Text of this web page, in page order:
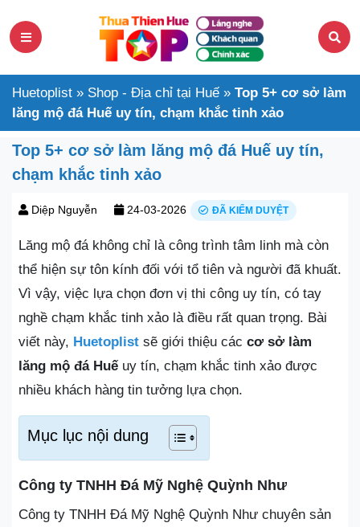
Huetoplist » Shop - Địa chỉ tại Huế » Top 5+ cơ sở làm
lăng mộ đá Huế uy tín, chạm khắc tinh xảo
Top 5+ cơ sở làm lăng mộ đá Huế uy tín,
chạm khắc tinh xảo
Diệp Nguyễn 24-03-2026 ĐÃ KIỂM DUYỆT
Lăng mộ đá không chỉ là công trình tâm linh mà còn
thể hiện sự tôn kính đối với tổ tiên và người đã khuất.
Vì vậy, việc lựa chọn đơn vị thi công uy tín, có tay
nghề chạm khắc tinh xảo là điều rất quan trọng. Bài
viết này, Huetoplist sẽ giới thiệu các cơ sở làm
lăng mộ đá Huếuy tín, chạm khắc tinh xảo được
nhiều khách hàng tin tưởng lựa chọn.
Mục lục nội dung
Công ty TNHH Đá Mỹ Nghệ Quỳnh Như
Công ty TNHH Đá Mỹ Nghệ Quỳnh Như chuyên sản